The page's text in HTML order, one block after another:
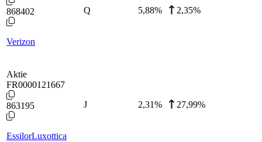
868402
Verizon
Q 5,88% 2,35%
Aktie
FR0000121667
863195
EssilorLuxottica
J 2,31% 27,99%